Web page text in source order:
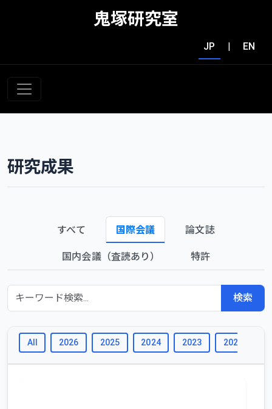
鬼塚研究室
JP | EN
研究成果
すべて 国際会議 論文誌
国内会議（査読あり） 特許
検索
All 2026 2025 2024 2023 2022